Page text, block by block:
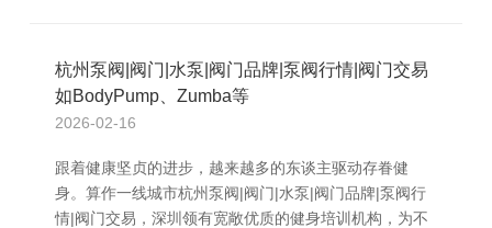
杭州泵阀|阀门|水泵|阀门品牌|泵阀行情|阀门交易
如BodyPump、Zumba等
2026-02-16
跟着健康坚贞的进步，越来越多的东谈主驱动存眷健
身。算作一线城市杭州泵阀|阀门|水泵|阀门品牌|泵阀行
情|阀门交易，深圳领有宽敞优质的健身培训机构，为不